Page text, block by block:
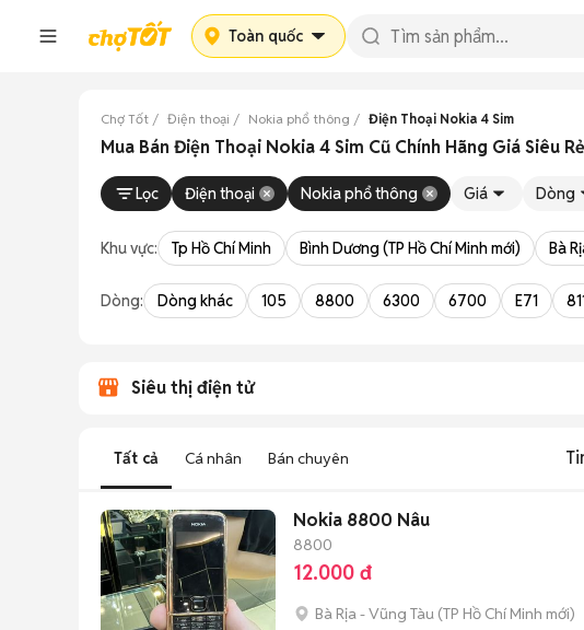
Toàn quốc
Chợ Tốt Điện thoại Nokia phổ thông Điện Thoại Nokia 4 Sim
Mua Bán Điện Thoại Nokia 4 Sim Cũ Chính Hãng Giá Siêu Rẻ
Lọc Điện thoại Nokia phổ thông Giá Dòng
Khu vực: Tp Hồ Chí Minh Bình Dương (TP Hồ Chí Minh mới) Bà
Dòng: Dòng khác 105 8800 6300 6700 E71
Siêu thị điện tử
Tất cả Cá nhân Bán chuyên
Nokia 8800 Nâu
8800
12.000 đ
Bà Rịa - Vũng Tàu (TP Hồ Chí Minh mới)